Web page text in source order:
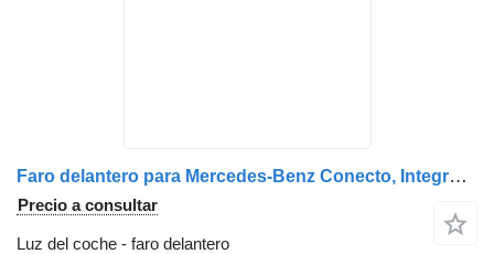
Faro delantero para Mercedes-Benz Conecto, Integro, Intouro, O350, Tourismo, Travego autobús
Precio a consultar
Luz del coche - faro delantero